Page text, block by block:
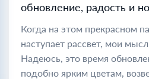
обновление, радость и
Когда на этом прекрасном
наступает рассвет, мои
Надеюсь, это время
подобно ярким цветам,